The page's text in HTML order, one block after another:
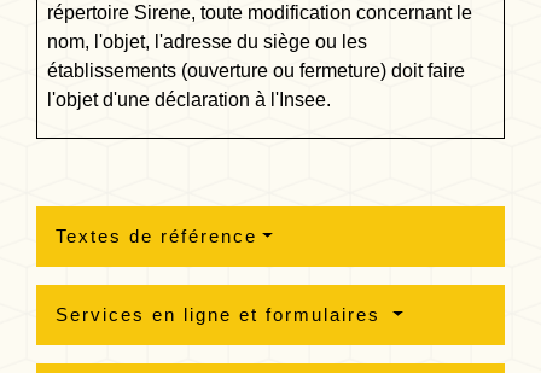
répertoire Sirene, toute modification concernant le
nom, l'objet, l'adresse du siège ou les
établissements (ouverture ou fermeture) doit faire
l'objet d'une déclaration à l'Insee.
Textes de référence
Services en ligne et formulaires